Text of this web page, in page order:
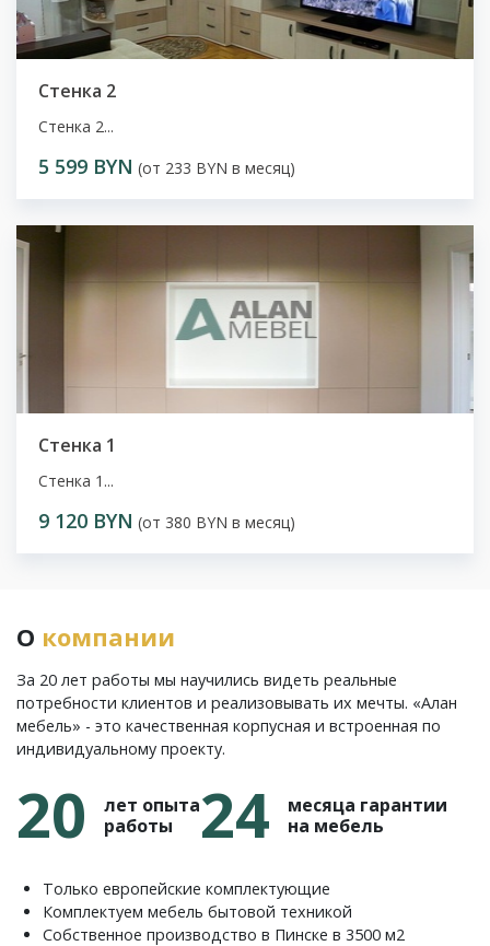
Стенка 2
Стенка 2...
5 599 BYN (от 233 BYN в месяц)
Стенка 1
Стенка 1...
9 120 BYN (от 380 BYN в месяц)
О компании
За 20 лет работы мы научились видеть реальные
потребности клиентов и реализовывать их мечты. «Алан
мебель» - это качественная корпусная и встроенная по
индивидуальному проекту.
20
лет опыта
работы
24
месяца гарантии
на мебель
Только европейские комплектующие
Комплектуем мебель бытовой техникой
Собственное производство в Пинске в 3500 м2